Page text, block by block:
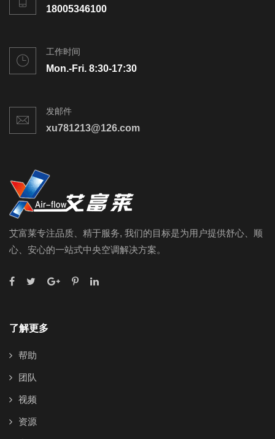
18005346100
工作时间
Mon.-Fri. 8:30-17:30
发邮件
xu781213@126.com
艾富莱专注品质、精于服务, 我们的目标是为用户提供舒心、顺
心、安心的一站式中央空调解决方案。
了解更多
帮助
团队
视频
资源